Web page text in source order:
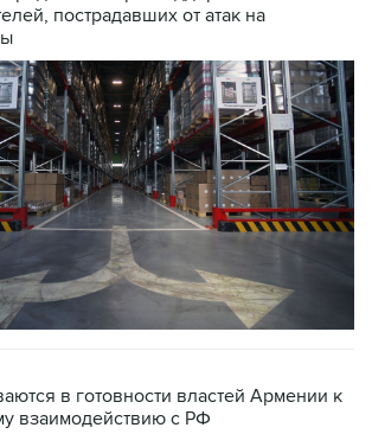
пострадавших от атак на
в готовности властей Армении к
взаимодействию с РФ